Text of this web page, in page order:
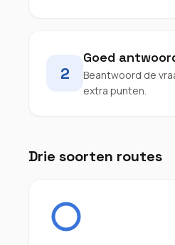
2
Goed
Beantwoord de
extra punten.
Drie soorten routes